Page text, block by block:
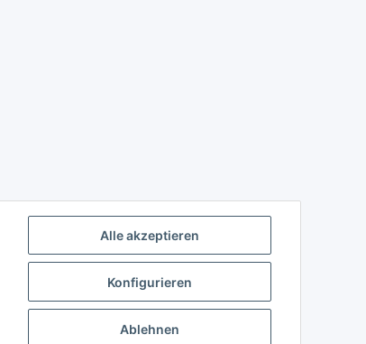
Alle akzeptieren
Konfigurieren
Ablehnen